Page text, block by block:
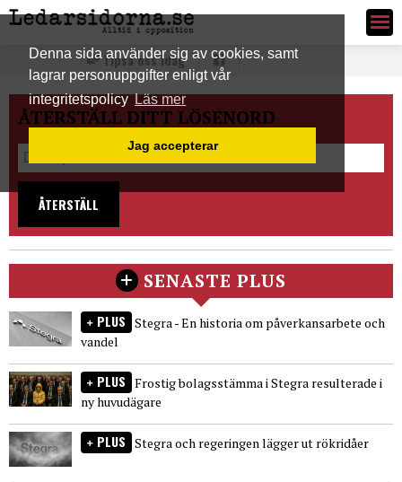
Denna sida använder sig av cookies, samt
lagrar personuppgifter enligt vår
integritetspolicyLäs mer
Jag accepterar
Ledarsidorna.se
Tipsa oss idag
ÅTERSTÄLL DITT LÖSENORD
ÅTERSTÄLL
SENASTE PLUS
PLUS Stegra - En historia om påverkansarbete och
vandel
PLUS Frostig bolagsstämma i Stegra resulterade i
ny huvudägare
PLUS Stegra och regeringen lägger ut rökridåer